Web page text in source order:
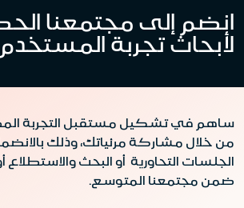
انضم إلى مجتمعنا
لأبحاث تجربة
ساهم في تشكيل مستقبل التجربة
من خلال مشاركة مرئياتك، وذلك
الجلسات التحاورية أو البحث والاستطلاع
ضمن مجتمعنا المتوسع.